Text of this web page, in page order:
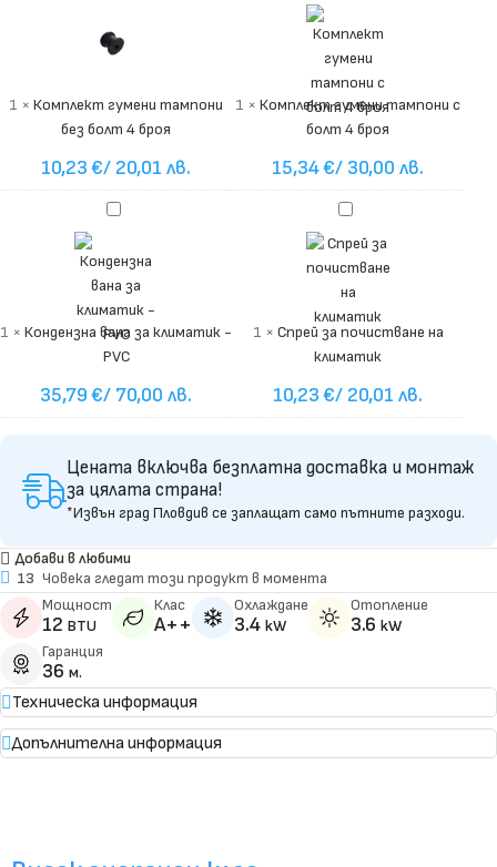
тампони
без
4
броя
1 × Комплект гумени тампони
без болт 4 броя
10,23€/ 20,01 лв.
тампони
с
болт
4
броя
1 × Комплект гумени тампони с
болт 4 броя
15,34€/ 30,00 лв.
Кондензна
за
климатик
-
PVC
1 × Кондензна вана за климатик -
PVC
35,79€/ 70,00 лв.
Спрей
почистване
1 × Спрей за почистване на
климатик
10,23€/ 20,01 лв.
Цената включва безплатна доставка и монтаж
за цялата страна!
*Извън град Пловдив се заплащат само пътните разходи.
Добави в любими
13 Човека гледат този продукт в момента
Мощност
12 BTU
Клас
A++
Охлаждане
3.4 kW
Отопление
3.6 kW
Гаранция
36 м.
Техническа информация
Допълнителна информация